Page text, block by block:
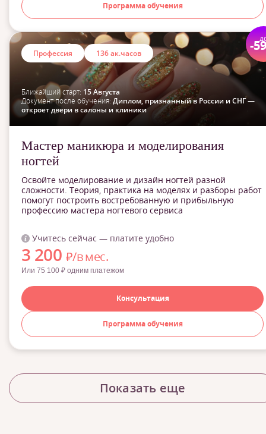
Программа обучения
-
Профессия 136 ак.часов
Ближайший старт: 15 Августа
Документ после обучения: Диплом, признанный в России и СНГ —
откроет двери в салоны и клиники
Мастер маникюра и моделирования
ногтей
Освойте моделирование и дизайн ногтей разной
сложности. Теория, практика на моделях и разборы работ
помогут построить востребованную и прибыльную
профессию мастера ногтевого сервиса
Учитесь сейчас — платите удобно
3 200 ₽/в мес.
Или 75 100 ₽ одним платежом
Консультация
Программа обучения
Показать еще